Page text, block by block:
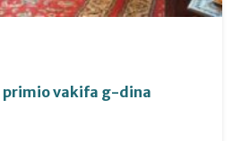
vakifa g-dina